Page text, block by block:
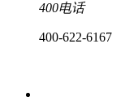
400电话
400-622-6167